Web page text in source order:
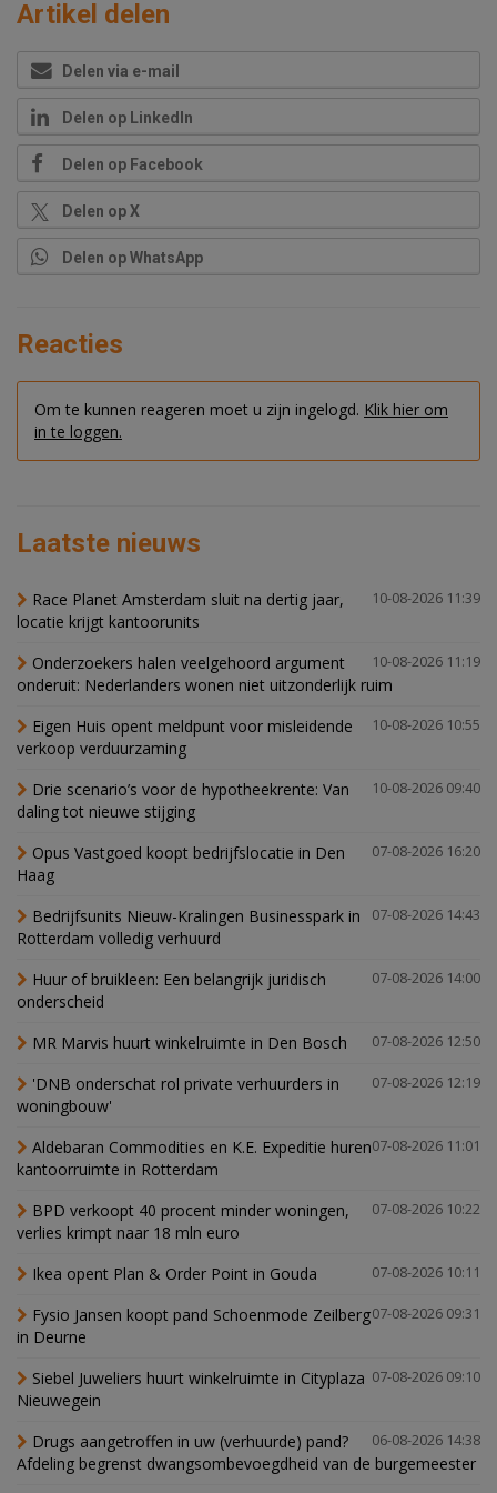
Artikel delen
Delen via e-mail
Delen op LinkedIn
Delen op Facebook
Delen op X
Delen op WhatsApp
Reacties
Om te kunnen reageren moet u zijn ingelogd. Klik hier om
in te loggen.
Laatste nieuws
10-08-2026 11:39
Race Planet Amsterdam sluit na dertig jaar,
locatie krijgt kantoorunits
10-08-2026 11:19
Onderzoekers halen veelgehoord argument
onderuit: Nederlanders wonen niet uitzonderlijk ruim
10-08-2026 10:55
Eigen Huis opent meldpunt voor misleidende
verkoop verduurzaming
10-08-2026 09:40
Drie scenario’s voor de hypotheekrente: Van
daling tot nieuwe stijging
07-08-2026 16:20
Opus Vastgoed koopt bedrijfslocatie in Den
Haag
07-08-2026 14:43
Bedrijfsunits Nieuw-Kralingen Businesspark in
Rotterdam volledig verhuurd
07-08-2026 14:00
Huur of bruikleen: Een belangrijk juridisch
onderscheid
07-08-2026 12:50
MR Marvis huurt winkelruimte in Den Bosch
07-08-2026 12:19
'DNB onderschat rol private verhuurders in
woningbouw'
07-08-2026 11:01
Aldebaran Commodities en K.E. Expeditie huren
kantoorruimte in Rotterdam
07-08-2026 10:22
BPD verkoopt 40 procent minder woningen,
verlies krimpt naar 18 mln euro
07-08-2026 10:11
Ikea opent Plan & Order Point in Gouda
07-08-2026 09:31
Fysio Jansen koopt pand Schoenmode Zeilberg
in Deurne
07-08-2026 09:10
Siebel Juweliers huurt winkelruimte in Cityplaza
Nieuwegein
06-08-2026 14:38
Drugs aangetroffen in uw (verhuurde) pand?
Afdeling begrenst dwangsombevoegdheid van de burgemeester